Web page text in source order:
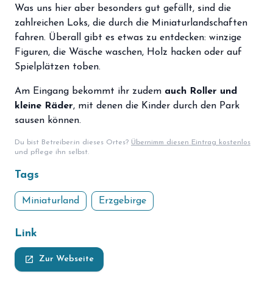
groups Entdecker Crew
login Anmelden / Registrieren
Was uns hier aber besonders gut gefällt, sind die
zahlreichen Loks, die durch die Miniaturlandschaften
fahren. Überall gibt es etwas zu entdecken: winzige
Figuren, die Wäsche waschen, Holz hacken oder auf
Spielplätzen toben.
Am Eingang bekommt ihr zudem auch Roller und
kleine Räder, mit denen die Kinder durch den Park
sausen können.
Du bist Betreiber:in dieses Ortes? Übernimm diesen Eintrag kostenlos
und pflege ihn selbst.
Tags
Miniaturland Erzgebirge
Link
launch Zur Webseite